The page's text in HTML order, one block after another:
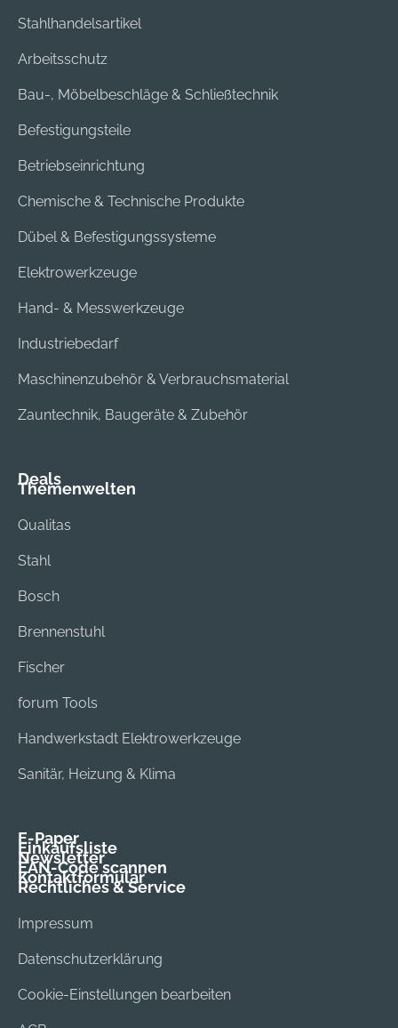
Stahlhandelsartikel
Arbeitsschutz
Bau-, Möbelbeschläge & Schließtechnik
Befestigungsteile
Betriebseinrichtung
Chemische & Technische Produkte
Dübel & Befestigungssysteme
Elektrowerkzeuge
Hand- & Messwerkzeuge
Industriebedarf
Maschinenzubehör & Verbrauchsmaterial
Zauntechnik, Baugeräte & Zubehör
Deals
Themenwelten
Qualitas
Stahl
Bosch
Brennenstuhl
Fischer
forum Tools
Handwerkstadt Elektrowerkzeuge
Sanitär, Heizung & Klima
E-Paper
Einkaufsliste
Newsletter
EAN-Code scannen
Kontaktformular
Rechtliches & Service
Impressum
Datenschutzerklärung
Cookie-Einstellungen bearbeiten